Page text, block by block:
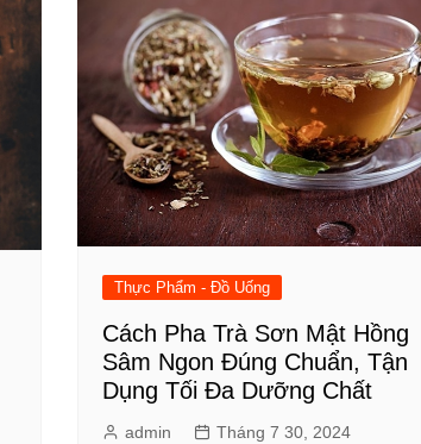
Thực Phẩm - Đồ Uống
Cách Pha Trà Sơn Mật Hồng
Sâm Ngon Đúng Chuẩn, Tận
Dụng Tối Đa Dưỡng Chất
admin Tháng 7 30, 2024